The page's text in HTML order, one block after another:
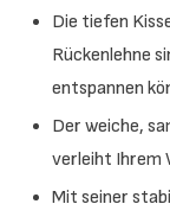
Die tiefen
Rückenlehne
entspannen
Der weiche,
verleiht Ihrem
Mit seiner